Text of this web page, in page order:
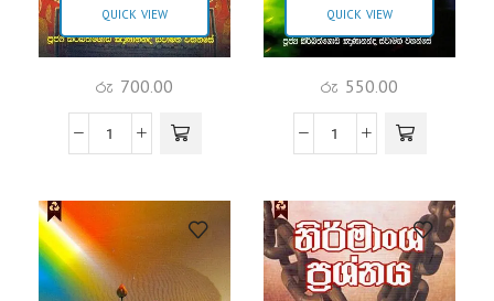
QUICK VIEW
රු 700.00
QUICK VIEW
රු 550.00